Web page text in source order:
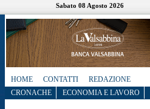
Sabato 08 Agosto 2026
HOME CONTATTI
REDAZIONE
CRONACHE
ECONOMIA E LAVORO